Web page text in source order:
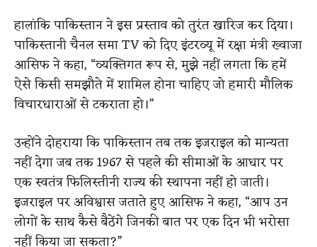
हालांकि पाकिस्तान ने इस प्रस्ताव को तुरंत खारिज कर दिया।
पाकिस्तानी चैनल समा TV को दिए इंटरव्यू में रक्षा मंत्री ख्वाजा
आसिफ ने कहा, “व्यक्तिगत रूप से, मुझे नहीं लगता कि हमें
ऐसे किसी समझौते में शामिल होना चाहिए जो हमारी मौलिक
विचारधाराओं से टकराता हो।”
उन्होंने दोहराया कि पाकिस्तान तब तक इजराइल को मान्यता
नहीं देगा जब तक 1967 से पहले की सीमाओं के आधार पर
एक स्वतंत्र फिलिस्तीनी राज्य की स्थापना नहीं हो जाती।
इजराइल पर अविश्वास जताते हुए आसिफ ने कहा, “आप उन
लोगों के साथ कैसे बैठेंगे जिनकी बात पर एक दिन भी भरोसा
नहीं किया जा सकता?”